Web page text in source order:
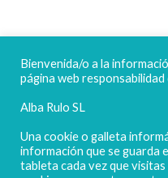
FELICES
Bienvenida/o a la
página web responsabilidad
Alba Rulo SL
Una cookie o galleta
información que se guarda
tableta cada vez que